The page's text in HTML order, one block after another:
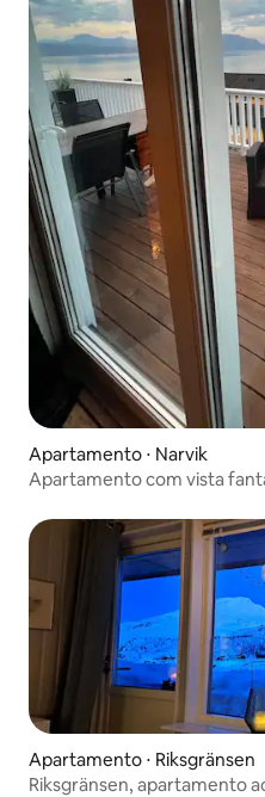
Apartamento ⋅ Narvik
Apartamento com vista
Apartamento ⋅ Riksgränsen
Riksgränsen, apartamento